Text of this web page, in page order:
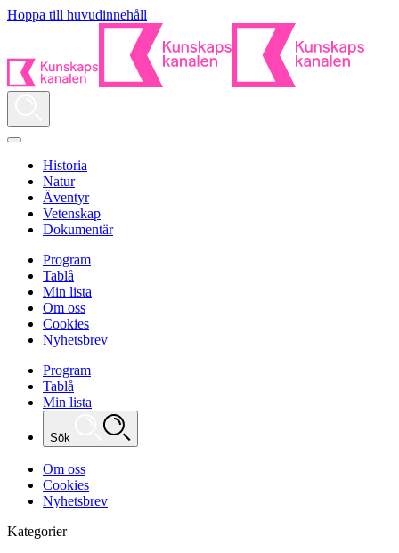
Hoppa till huvudinnehåll
Historia
Natur
Äventyr
Vetenskap
Dokumentär
Program
Tablå
Min lista
Om oss
Cookies
Nyhetsbrev
Program
Tablå
Min lista
Sök
Om oss
Cookies
Nyhetsbrev
Kategorier